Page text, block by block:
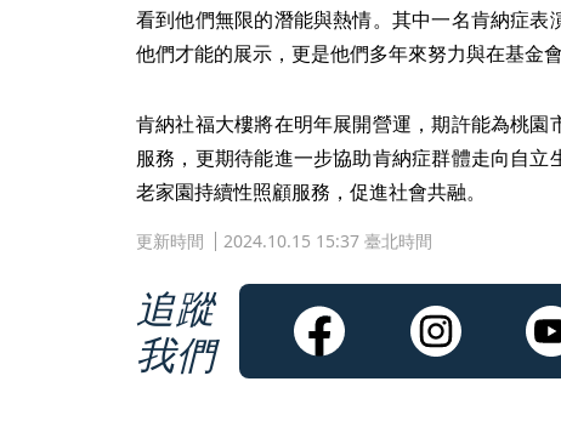
看到他們無限的潛能與熱情。其中一名肯納症表
他們才能的展示，更是他們多年來努力與在基金
肯納社福大樓將在明年展開營運，期許能為桃園
服務，更期待能進一步協助肯納症群體走向自
老家園持續性照顧服務，促進社會共融。
更新時間 2024.10.15 15:37 臺北時間
追蹤
我們